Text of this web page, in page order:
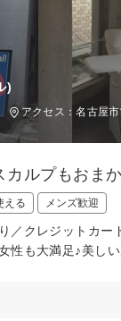
)
アクセス：名古屋
ルプもおま
える メンズ歓迎
クレジットカー
性も大満足♪美し